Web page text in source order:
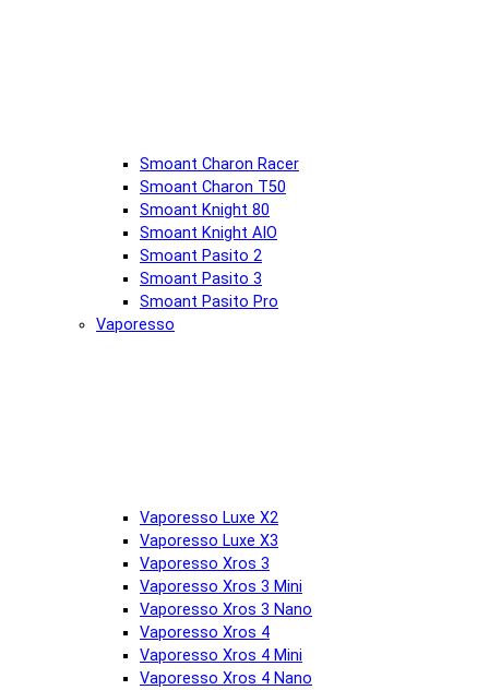
Smoant Charon Racer
Smoant Charon T50
Smoant Knight 80
Smoant Knight AIO
Smoant Pasito 2
Smoant Pasito 3
Smoant Pasito Pro
Vaporesso
Vaporesso Luxe X2
Vaporesso Luxe X3
Vaporesso Xros 3
Vaporesso Xros 3 Mini
Vaporesso Xros 3 Nano
Vaporesso Xros 4
Vaporesso Xros 4 Mini
Vaporesso Xros 4 Nano